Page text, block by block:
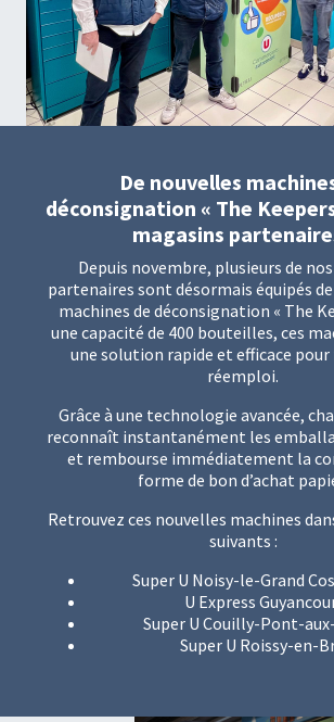
De nouvelles
déconsignation « The
magasins
Depuis novembre, plusieurs de
partenaires sont désormais équipés
machines de déconsignation « The
une capacité de 400 bouteilles, ces
une solution rapide et efficace
réemploi.
Grâce à une technologie avancée,
reconnaît instantanément les
et rembourse immédiatement la
forme de bon d’achat
Retrouvez ces nouvelles machines
suivants :
Super U Noisy-le-Grand
U Express
Super U Couilly-Pont-
Super U Roissy-en-